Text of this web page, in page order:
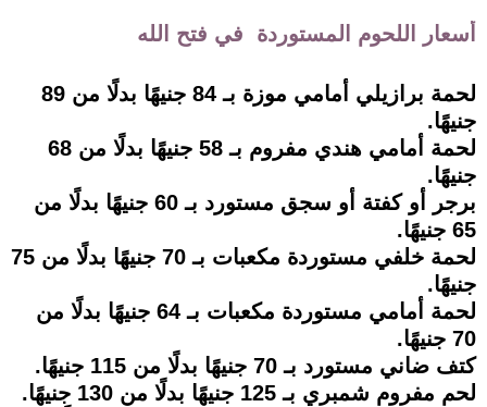
أسعار اللحوم المستوردة في فتح الله
لحمة برازيلي أمامي موزة بـ 84 جنيهًا بدلًا من 89
جنيهًا.
لحمة أمامي هندي مفروم بـ 58 جنيهًا بدلًا من 68
جنيهًا.
برجر أو كفتة أو سجق مستورد بـ 60 جنيهًا بدلًا من
65 جنيهًا.
لحمة خلفي مستوردة مكعبات بـ 70 جنيهًا بدلًا من 75
جنيهًا.
لحمة أمامي مستوردة مكعبات بـ 64 جنيهًا بدلًا من
70 جنيهًا.
كتف ضاني مستورد بـ 70 جنيهًا بدلًا من 115 جنيهًا.
لحم مفروم شمبري بـ 125 جنيهًا بدلًا من 130 جنيهًا.